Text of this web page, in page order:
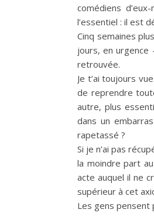
comédiens
l’essentiel : il est
Cinq semaines
jours, en urgence
retrouvée.
Je t’ai toujours
de reprendre
autre, plus
dans un
rapetassé ?
Si je n’ai pas
la moindre part
acte auquel il ne
supérieur à cet
Les gens pensent